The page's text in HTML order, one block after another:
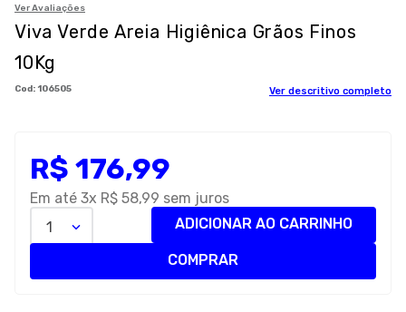
Ver Avaliações
Viva Verde Areia Higiênica Grãos Finos
10Kg
: 106505 Ver descritivo completo
R$ 176,99
Em até 3x R$ 58,99 sem juros
1
ADICIONAR AO CARRINHO
COMPRAR
5º
formula natural
9º
premier
10º pro plan